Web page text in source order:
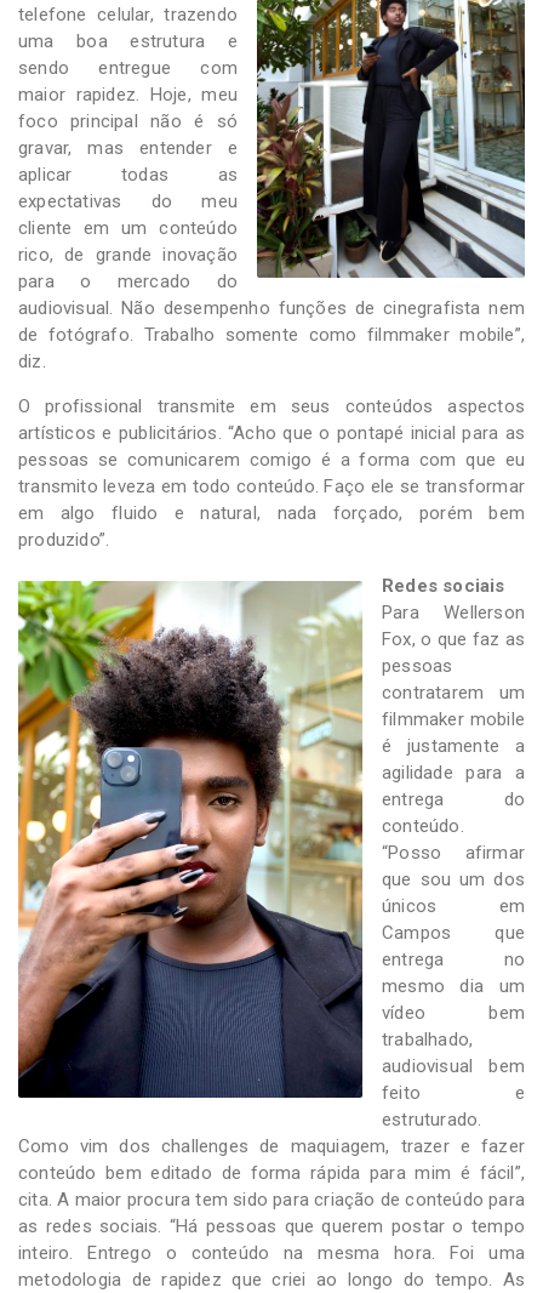
telefone celular, trazendo
uma boa estrutura e
sendo entregue com
maior rapidez. Hoje, meu
foco principal não é só
gravar, mas entender e
aplicar todas as
expectativas do meu
cliente em um conteúdo
rico, de grande inovação
para o mercado do
audiovisual. Não desempenho funções de cinegrafista nem
de fotógrafo. Trabalho somente como filmmaker mobile”,
diz.
O profissional transmite em seus conteúdos aspectos
artísticos e publicitários. “Acho que o pontapé inicial para as
pessoas se comunicarem comigo é a forma com que eu
transmito leveza em todo conteúdo. Faço ele se transformar
em algo fluido e natural, nada forçado, porém bem
produzido”.
Redes sociais
Para Wellerson
Fox, o que faz as
pessoas
contratarem um
filmmaker mobile
é justamente a
agilidade para a
entrega do
conteúdo.
“Posso afirmar
que sou um dos
únicos em
Campos que
entrega no
mesmo dia um
vídeo bem
trabalhado,
audiovisual bem
feito e
estruturado.
Como vim dos challenges de maquiagem, trazer e fazer
conteúdo bem editado de forma rápida para mim é fácil”,
cita. A maior procura tem sido para criação de conteúdo para
as redes sociais. “Há pessoas que querem postar o tempo
inteiro. Entrego o conteúdo na mesma hora. Foi uma
metodologia de rapidez que criei ao longo do tempo. As